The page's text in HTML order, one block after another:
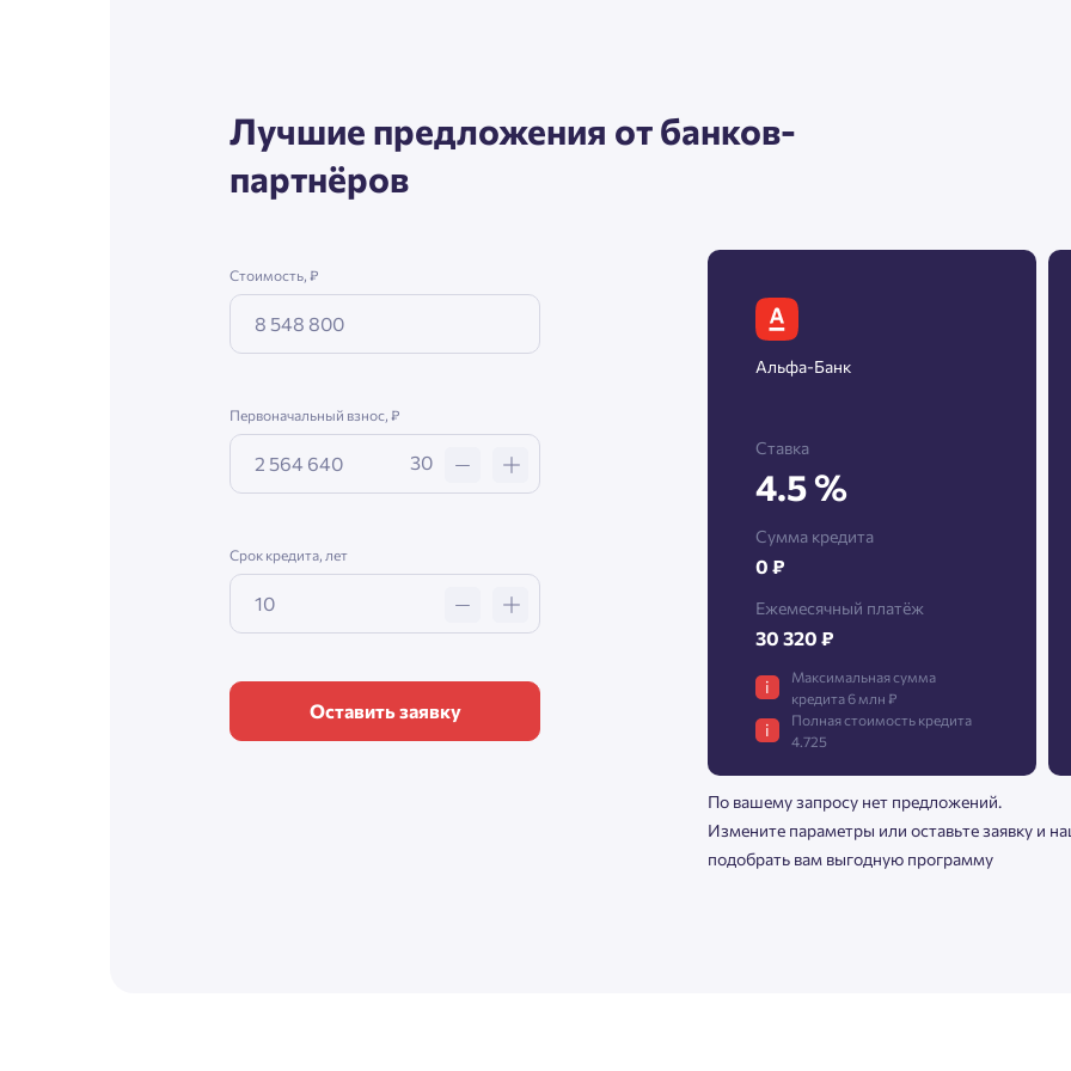
Лучшие предложения от банков-
партнёров
Стоимость, ₽
Первоначальный взнос, ₽
30
Срок кредита, лет
Оставить заявку
Альфа-Банк
Ставка
4.5 %
Сумма кредита
0 ₽
Ежемесячный платёж
30 320 ₽
i
Максимальная сумма
кредита 6 млн ₽
i
Полная стоимость кредита
4.725
По вашему запросу нет предложений.
Измените параметры или оставьте заявку и
подобрать вам выгодную программу